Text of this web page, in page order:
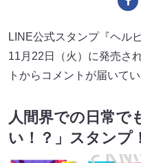
LINE公式スタンプ『ヘル
11月22日（火）に発売さ
トからコメントが届いてい
人間界での日常で
い！？」スタンプ！